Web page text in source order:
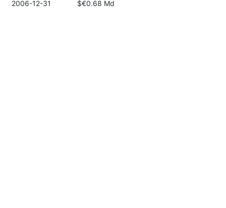
2006-12-31 $€0.68 Md